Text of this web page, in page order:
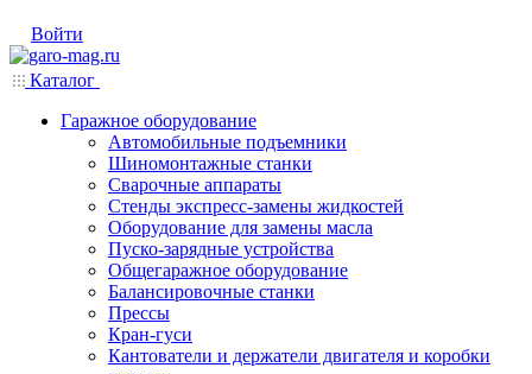
Войти
Каталог
Гаражное оборудование
Автомобильные подъемники
Шиномонтажные станки
Сварочные аппараты
Стенды экспресс-замены жидкостей
Оборудование для замены масла
Пуско-зарядные устройства
Общегаражное оборудование
Балансировочные станки
Прессы
Кран-гуси
Кантователи и держатели двигателя и коробки